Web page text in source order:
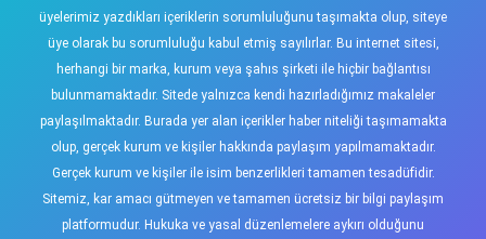
üyelerimiz yazdıkları içeriklerin sorumluluğunu taşımakta olup, siteye
üye olarak bu sorumluluğu kabul etmiş sayılırlar. Bu internet sitesi,
herhangi bir marka, kurum veya şahıs şirketi ile hiçbir bağlantısı
bulunmamaktadır. Sitede yalnızca kendi hazırladığımız makaleler
paylaşılmaktadır. Burada yer alan içerikler haber niteliği taşımamakta
olup, gerçek kurum ve kişiler hakkında paylaşım yapılmamaktadır.
Gerçek kurum ve kişiler ile isim benzerlikleri tamamen tesadüfidir.
Sitemiz, kar amacı gütmeyen ve tamamen ücretsiz bir bilgi paylaşım
platformudur. Hukuka ve yasal düzenlemelere aykırı olduğunu